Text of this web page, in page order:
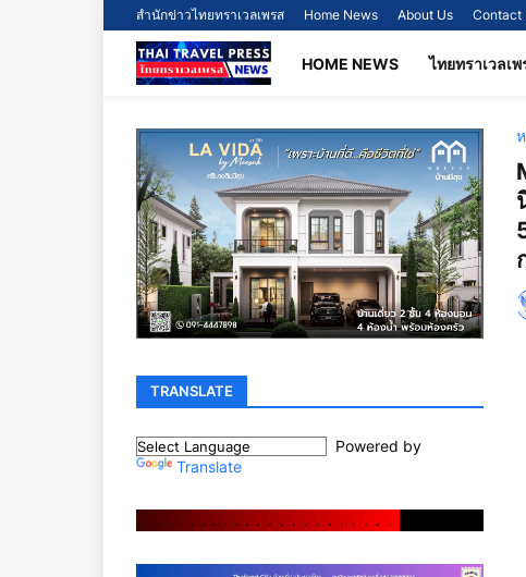
สำนักข่าวไทยทราเวลเพรส Home News About Us Contact
HOME NEWS ไทยทราเวลเพ
TRANSLATE
Powered by
Translate
. . . . . . . . . . . . . . . . . . . . . . .